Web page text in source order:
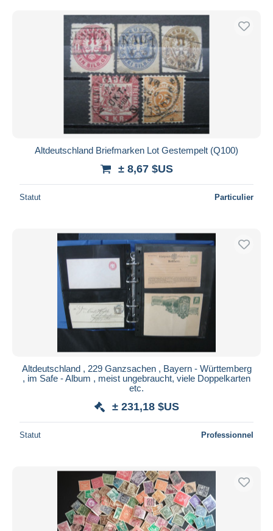
Altdeutschland Briefmarken Lot Gestempelt (Q100)
± 8,67 $US
Statut Particulier
Altdeutschland , 229 Ganzsachen , Bayern - Württemberg
, im Safe - Album , meist ungebraucht, viele Doppelkarten
etc.
± 231,18 $US
Statut Professionnel